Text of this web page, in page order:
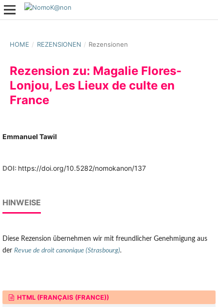
HOME / REZENSIONEN / Rezensionen
Rezension zu: Magalie Flores-
Lonjou, Les Lieux de culte en
France
Emmanuel Tawil
DOI: https://doi.org/10.5282/nomokanon/137
HINWEISE
Diese Rezension übernehmen wir mit freundlicher Genehmigung aus
der Revue de droit canonique (Strasbourg).
HTML (FRANÇAIS (FRANCE))